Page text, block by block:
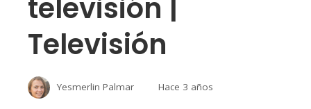
televisión |
Televisión
Yesmerlin Palmar Hace 3 años